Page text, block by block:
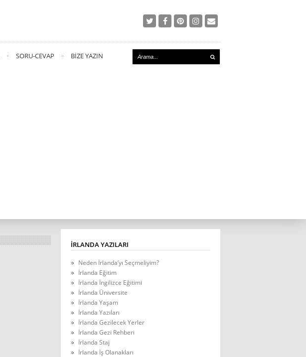
SORU-CEVAP BIZE YAZIN
İRLANDA YAZILARI
Neden İrlanda’yı Seçmeliyim?
İrlanda Eğitim
İrlanda İngilizce Eğitimi
İrlanda Üniversite
İrlanda Yaşam
İrlanda Yazıları
İrlanda Gezilecek Yerler
İrlanda Gezi Rehberi
İrlanda Staj
İrlanda İş Olanakları